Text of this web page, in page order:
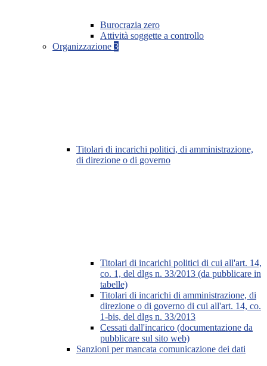
Burocrazia zero
Attività soggette a controllo
Organizzazione 3
Titolari di incarichi politici, di amministrazione,
di direzione o di governo
Titolari di incarichi politici di cui all'art. 14,
co. 1, del dlgs n. 33/2013 (da pubblicare in
tabelle)
Titolari di incarichi di amministrazione, di
direzione o di governo di cui all'art. 14, co.
1-bis, del dlgs n. 33/2013
Cessati dall'incarico (documentazione da
pubblicare sul sito web)
Sanzioni per mancata comunicazione dei dati